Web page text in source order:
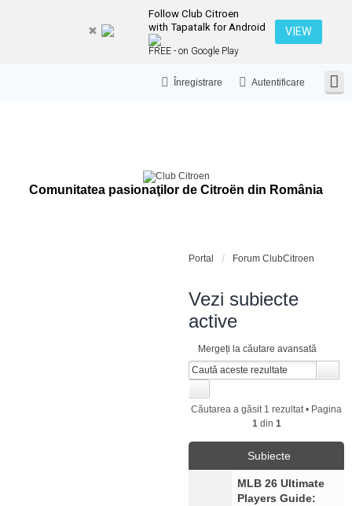
Follow Club Citroen
with Tapatalk for Android
FREE - on Google Play
VIEW
Autentificare
Înregistrare
Comunitatea pasionaţilor de Citroën din România
Portal Forum ClubCitroen
Vezi subiecte
active
Mergeți la căutare avansată
Căutarea a găsit 1 rezultat • Pagina
1din 1
Subiecte
MLB 26 Ultimate
Players Guide: